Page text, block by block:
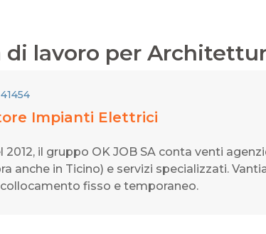
lavoro per
Impianti Elettrici
2012, il gruppo OK JOB SA conta venti
anche in Ticino) e servizi specializzati.
fisso e temporaneo.